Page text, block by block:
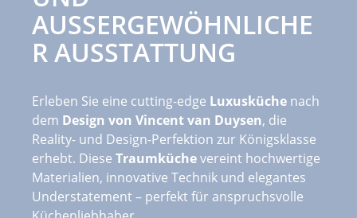
AUSSERGEWÖHNLICHER
AUSSTATTUNG
Erleben Sie eine cutting-edge Luxusküche nach
dem Design von Vincent van Duysen, die
Reality- und Design-Perfektion zur Königsklasse
erhebt. Diese Traumküchevereint hochwertige
Materialien, innovative Technik und elegantes
Understatement – perfekt für anspruchsvolle